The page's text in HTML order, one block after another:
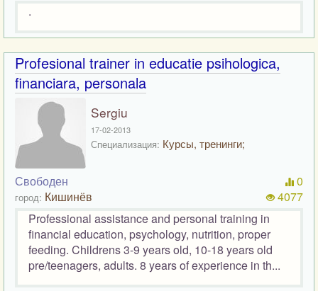
.
Profesional trainer in educatie psihologica,
financiara, personala
Sergiu
17-02-2013
Специализация: Курсы, тренинги;
Свободен
город: Кишинёв
0
4077
Professional assistance and personal training in
financial education, psychology, nutrition, proper
feeding. Childrens 3-9 years old, 10-18 years old
pre/teenagers, adults. 8 years of experience in th...